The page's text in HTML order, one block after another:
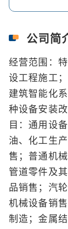
公司简
经营范围：
设工程施工
建筑智能化
种设备安装
目：通用设
油、化工生
售；普通机
管道零件及
品销售；汽
机械设备销
制造；金属